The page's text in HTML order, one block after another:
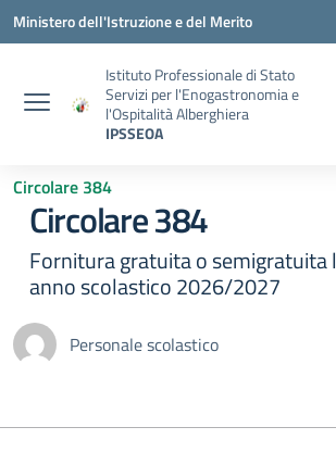
Vai ai contenuti
Vai al menu di navigazione
Vai al footer
Ministero dell'Istruzione e del Merito
Istituto Professionale di Stato
Servizi per l'Enogastronomia e
l'Ospitalità Alberghiera
IPSSEOA
Circolare 384
Circolare 384
Fornitura gratuita o semigratuita
anno scolastico 2026/2027
Personale scolastico